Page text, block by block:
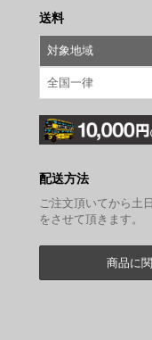
送料
対象地域
全国一律
配送方法
ご注文頂いてから土
をさせて頂きます。
商品に